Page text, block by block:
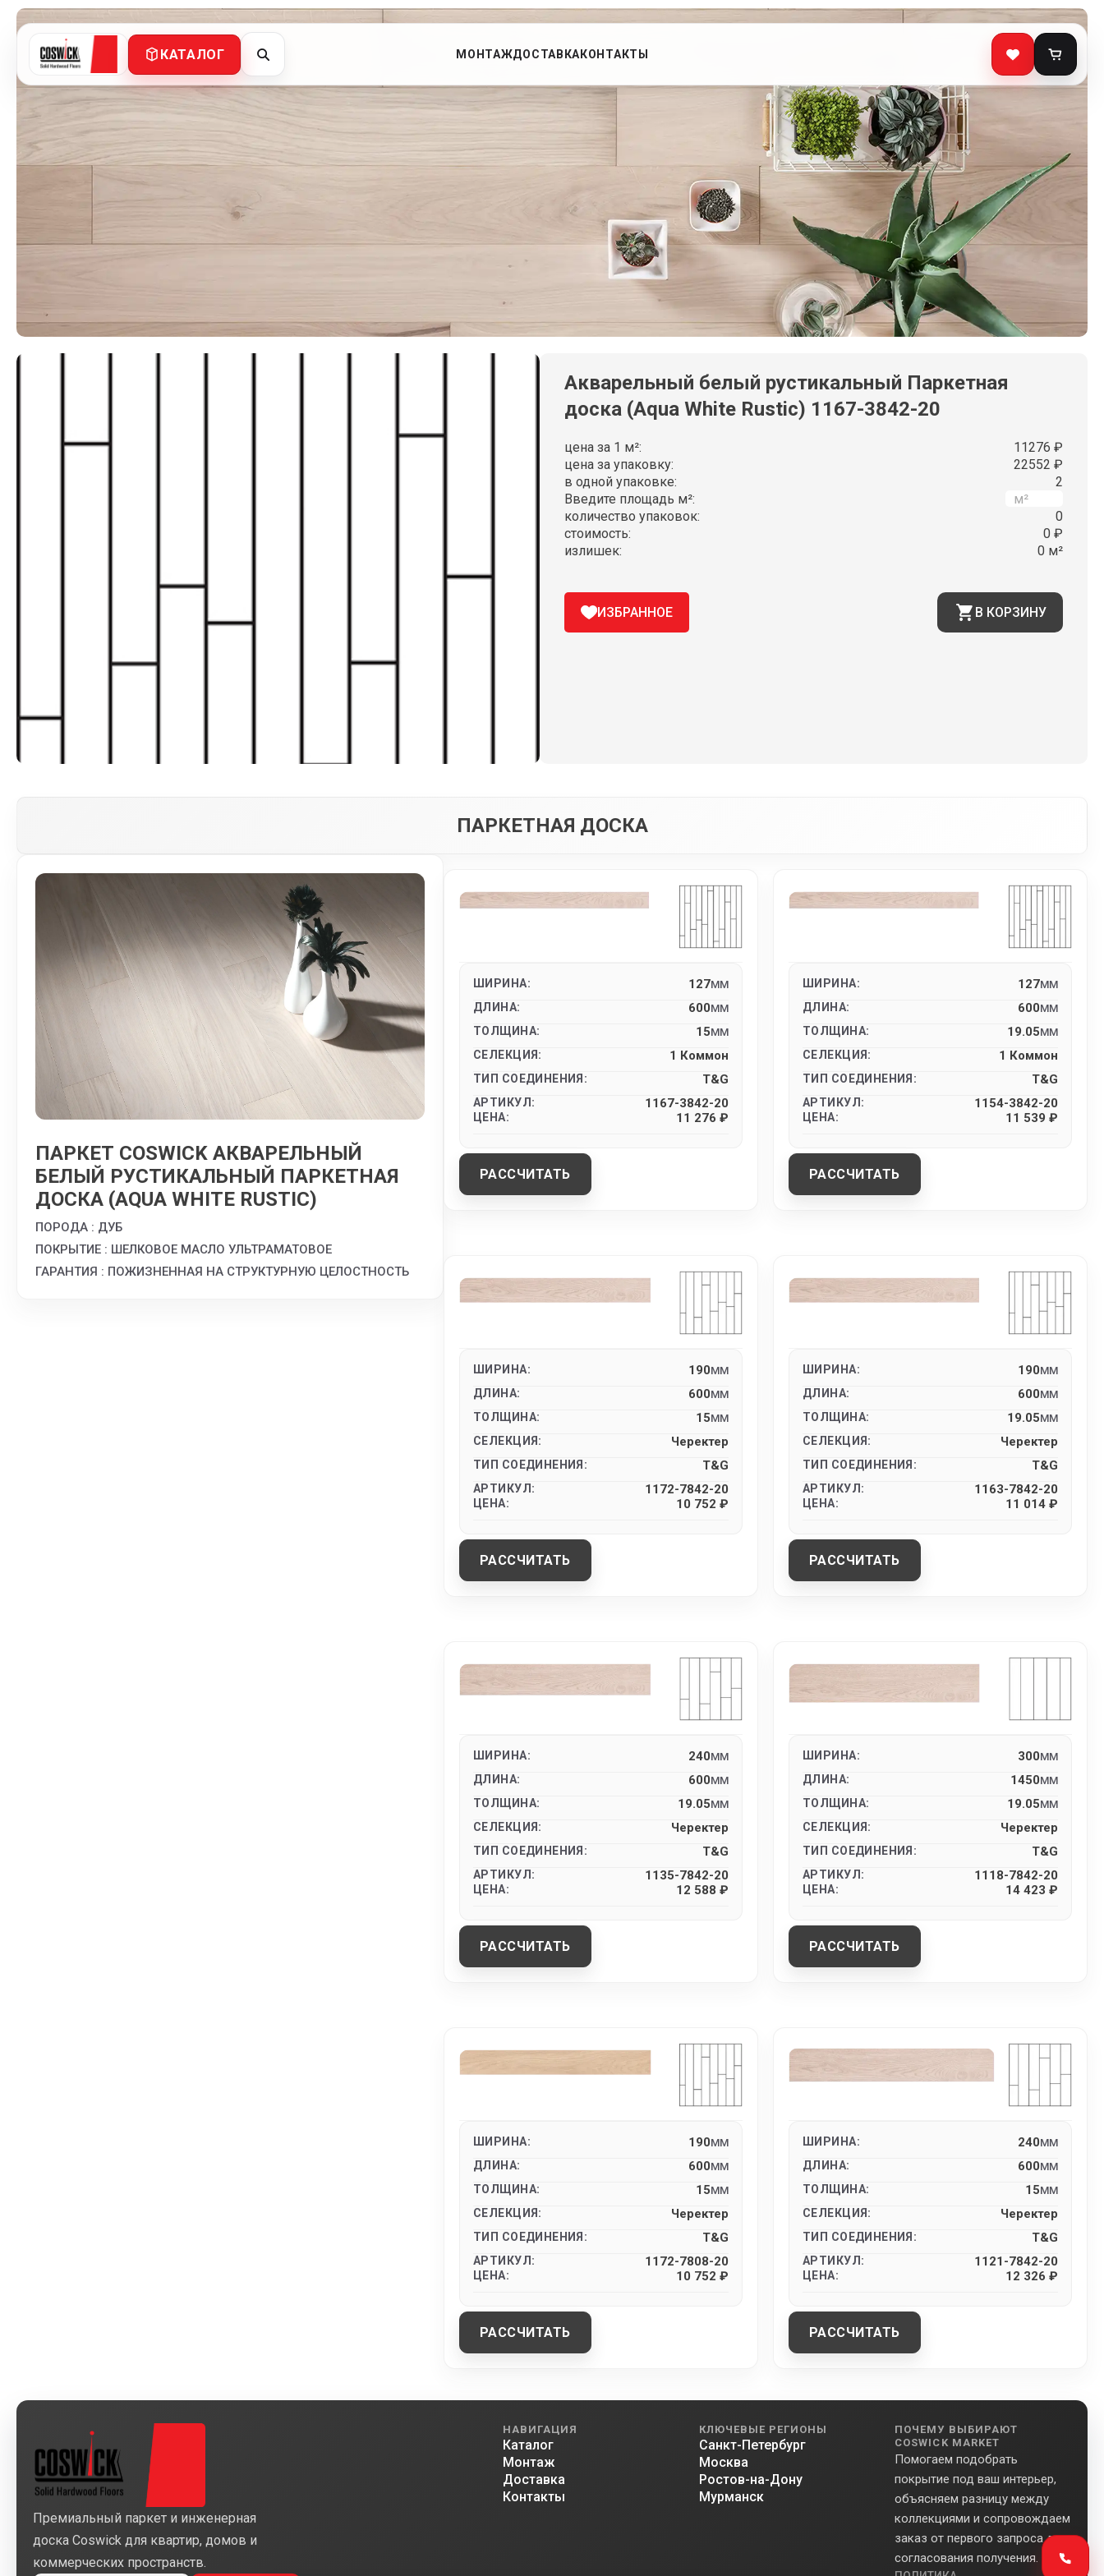
КАТАЛОГ МОНТАЖДОСТАВКАКОНТАКТЫ
Акварельный белый рустикальный Паркетная
доска (Aqua White Rustic) 1167-3842-20
цена за 1 м²:
11276 ₽
цена за упаковку:
22552 ₽
в одной упаковке:
2
Введите площадь м²:
количество упаковок:
0
стоимость:
0 ₽
излишек:
0 м²
ИЗБРАННОЕ В КОРЗИНУ
ПАРКЕТНАЯ ДОСКА
ПАРКЕТ COSWICK АКВАРЕЛЬНЫЙ
БЕЛЫЙ РУСТИКАЛЬНЫЙ ПАРКЕТНАЯ
ДОСКА (AQUA WHITE RUSTIC)
ПОРОДА : ДУБ
ПОКРЫТИЕ : ШЕЛКОВОЕ МАСЛО УЛЬТРАМАТОВОЕ
ГАРАНТИЯ : ПОЖИЗНЕННАЯ НА СТРУКТУРНУЮ ЦЕЛОСТНОСТЬ
ШИРИНА: 127MM
ДЛИНА: 600MM
ТОЛЩИНА: 15MM
СЕЛЕКЦИЯ: 1 Коммон
ТИП СОЕДИНЕНИЯ: T&G
АРТИКУЛ: 1167-3842-20
ЦЕНА: 11 276 ₽
РАССЧИТАТЬ
ШИРИНА: 127MM
ДЛИНА: 600MM
ТОЛЩИНА: 19.05MM
СЕЛЕКЦИЯ: 1 Коммон
ТИП СОЕДИНЕНИЯ: T&G
АРТИКУЛ: 1154-3842-20
ЦЕНА: 11 539 ₽
РАССЧИТАТЬ
ШИРИНА: 190MM
ДЛИНА: 600MM
ТОЛЩИНА: 15MM
СЕЛЕКЦИЯ: Черектер
ТИП СОЕДИНЕНИЯ: T&G
АРТИКУЛ: 1172-7842-20
ЦЕНА: 10 752 ₽
РАССЧИТАТЬ
ШИРИНА: 190MM
ДЛИНА: 600MM
ТОЛЩИНА: 19.05MM
СЕЛЕКЦИЯ: Черектер
ТИП СОЕДИНЕНИЯ: T&G
АРТИКУЛ: 1163-7842-20
ЦЕНА: 11 014 ₽
РАССЧИТАТЬ
ШИРИНА: 240MM
ДЛИНА: 600MM
ТОЛЩИНА: 19.05MM
СЕЛЕКЦИЯ: Черектер
ТИП СОЕДИНЕНИЯ: T&G
АРТИКУЛ: 1135-7842-20
ЦЕНА: 12 588 ₽
РАССЧИТАТЬ
ШИРИНА: 300MM
ДЛИНА: 1450MM
ТОЛЩИНА: 19.05MM
СЕЛЕКЦИЯ: Черектер
ТИП СОЕДИНЕНИЯ: T&G
АРТИКУЛ: 1118-7842-20
ЦЕНА: 14 423 ₽
РАССЧИТАТЬ
ШИРИНА: 190MM
ДЛИНА: 600MM
ТОЛЩИНА: 15MM
СЕЛЕКЦИЯ: Черектер
ТИП СОЕДИНЕНИЯ: T&G
АРТИКУЛ: 1172-7808-20
ЦЕНА: 10 752 ₽
РАССЧИТАТЬ
ШИРИНА: 240MM
ДЛИНА: 600MM
ТОЛЩИНА: 15MM
СЕЛЕКЦИЯ: Черектер
ТИП СОЕДИНЕНИЯ: T&G
АРТИКУЛ: 1121-7842-20
ЦЕНА: 12 326 ₽
РАССЧИТАТЬ
Премиальный паркет и инженерная
доска Coswick для квартир, домов и
коммерческих пространств.
НАВИГАЦИЯ
Каталог
Монтаж
Доставка
Контакты
КЛЮЧЕВЫЕ РЕГИОНЫ
Санкт-Петербург
Москва
Ростов-на-Дону
Мурманск
ПОЧЕМУ ВЫБИРАЮТ
COSWICK MARKET
Помогаем подобрать
покрытие под ваш интерьер,
объясняем разницу между
коллекциями и сопровождаем
заказ от первого запроса до
согласования получения.